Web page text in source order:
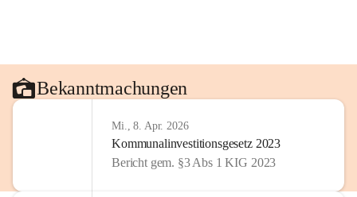
Bekanntmachungen
Mi., 8. Apr. 2026
Kommunalinvestitionsgesetz 2023
Bericht gem. §3 Abs 1 KIG 2023